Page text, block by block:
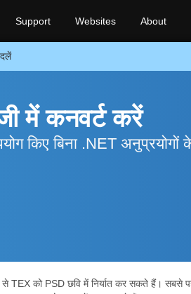
Support Websites About
में कनवर्ट करें
किए बिना .NET अनुप्रयोगों
TEX को PSD छवि में निर्यात कर सकते हैं। सबसे